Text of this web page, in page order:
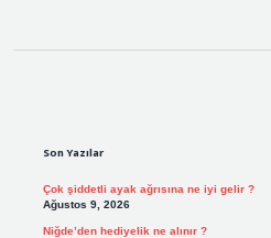
Son Yazılar
Çok şiddetli ayak ağrısına ne iyi gelir ?
Ağustos 9, 2026
Niğde’den hediyelik ne alınır ?